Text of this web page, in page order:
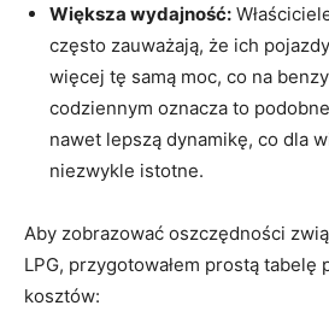
Większa wydajność:
często zauważają, że ich
więcej‍ tę samą moc, co na
‍codziennym oznacza to
nawet​ lepszą ⁣dynamikę,‌ co dla
niezwykle istotne.
Aby zobrazować oszczędności
LPG, ⁢przygotowałem prostą tabelę
kosztów: